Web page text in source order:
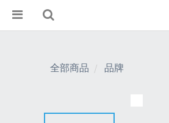
全部商品 品牌